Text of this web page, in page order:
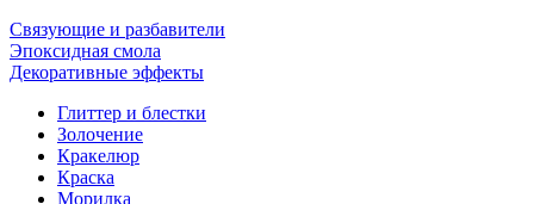
Связующие и разбавители
Эпоксидная смола
Декоративные эффекты
Глиттер и блестки
Золочение
Кракелюр
Краска
Морилка